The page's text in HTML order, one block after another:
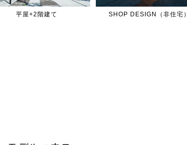
平屋+2階建て SHOP DESIGN（非住宅）